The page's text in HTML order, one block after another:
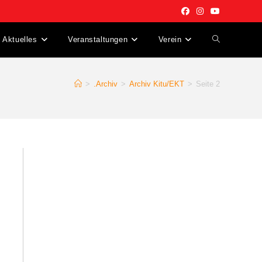
Aktuelles Veranstaltungen Verein Website-
> .Archiv > Archiv Kitu/EKT > Seite 2